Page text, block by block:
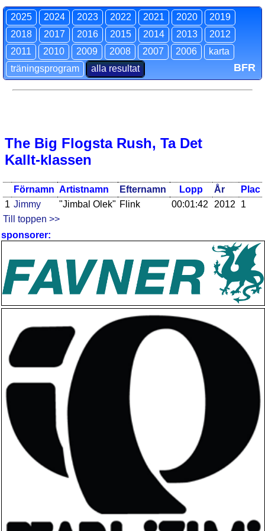
2025 2024 2023 2022 2021 2020
2019
2018
2017 2016 2015 2014 2013
2012
2011
2010 2009 2008 2007 2006
karta
träningsprogram
alla resultat BFR
The Big Flogsta Rush, Ta Det
Kallt-klassen
Förnamn Artistnamn Efternamn Lopp År
Plac
1 Jimmy "Jimbal Olek" Flink 00:01:42 2012
1
Till toppen >>
sponsorer: